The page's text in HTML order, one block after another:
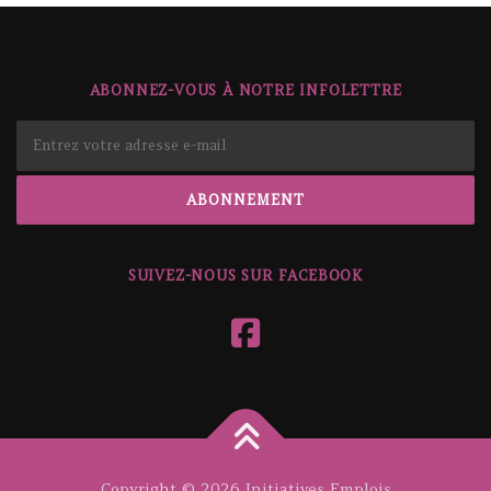
ABONNEZ-VOUS À NOTRE INFOLETTRE
SUIVEZ-NOUS SUR FACEBOOK